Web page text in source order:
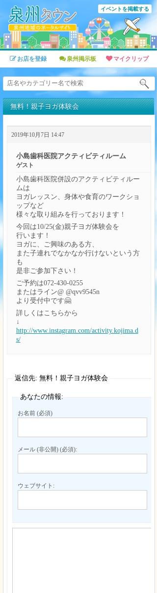
イベントを掲載する
お店を登録 泉州掲示板 マイクリップ
無料！親子ヨガ体験会
2019年10月7日 14:47
小島歯科医院アクティビティルーム
ゲスト
小島歯科医院併設のアクティビティルー
ムは
ヨガレッスン、身体や食育のワークショ
ップなど
様々な取り組みを行っております！
今回は10/25(金)親子ヨガ体験会を
行います！
ヨガに、ご興味のある方、
また子連れでなかなか行けないという方
も
是非ご参加下さい！
ご予約は072-430-0255
またはライン@ @qvv9545n
より受付中です🤗
詳しくはこちらから
↓
http://www.instagram.com/activity.kojima.d
s/
返信先: 無料！親子ヨガ体験会
あなたの情報:
お名前 (必須)
メール (非公開) (必須):
ウェブサイト: